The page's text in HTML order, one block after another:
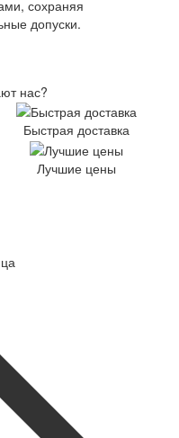
сохраняя
допуски.
нас?
Быстрая доставка
Лучшие цены